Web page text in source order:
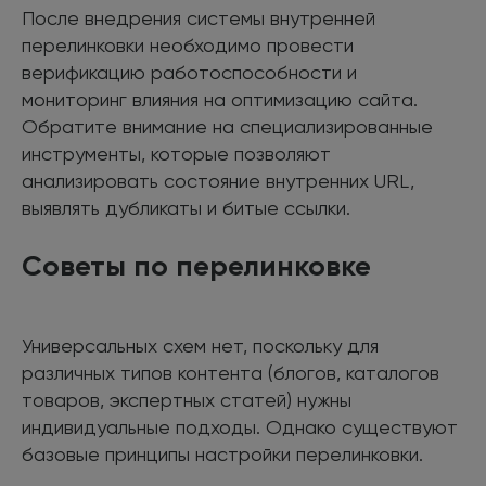
После внедрения системы внутренней
перелинковки необходимо провести
верификацию работоспособности и
мониторинг влияния на оптимизацию сайта.
Обратите внимание на специализированные
инструменты, которые позволяют
анализировать состояние внутренних URL,
выявлять дубликаты и битые ссылки.
Советы по перелинковке
Универсальных схем нет, поскольку для
различных типов контента (блогов, каталогов
товаров, экспертных статей) нужны
индивидуальные подходы. Однако существуют
базовые принципы настройки перелинковки.